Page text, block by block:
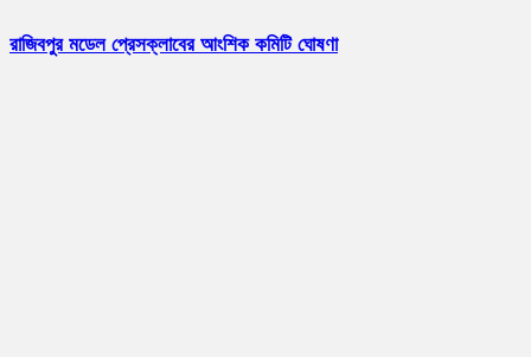
রাজিবপুর মডেল প্রেসক্লাবের আংশিক কমিটি ঘোষণা